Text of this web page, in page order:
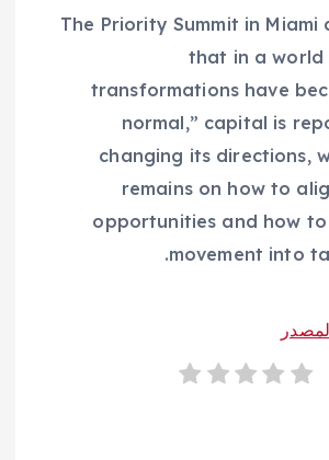
The Priority Summit in Miami
that in a world
transformations have
normal,” capital is
changing its directions,
remains on how to
opportunities and how
movement into